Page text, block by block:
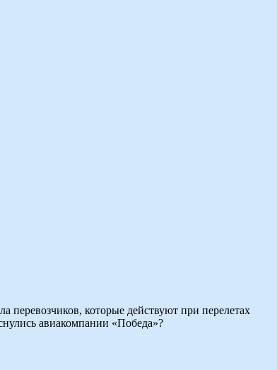
перевозчиков, которые действуют при перелетах
авиакомпании «Победа»?